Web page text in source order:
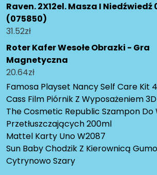
Raven. 2X12el. Masza I Niedźwiedź
(075850)
31.52zł
Roter Kafer Wesołe Obrazki - Gra
Magnetyczna
20.64zł
Famosa Playset Nancy Self Care Kit
Cass Film Piórnik Z Wyposażeniem
The Cosmetic Republic Szampon Do
Przetłuszczających 200ml
Mattel Karty Uno W2087
Sun Baby Chodzik Z Kierownicą
Cytrynowo Szary